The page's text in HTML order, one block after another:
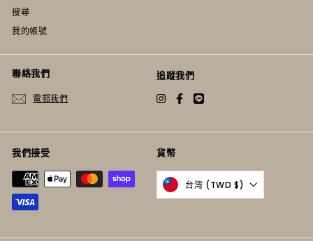
搜尋
我的帳號
聯絡我們
電郵我們
追蹤我們
Instagram
Facebook
我們接受 貨幣
台灣 (TWD $)